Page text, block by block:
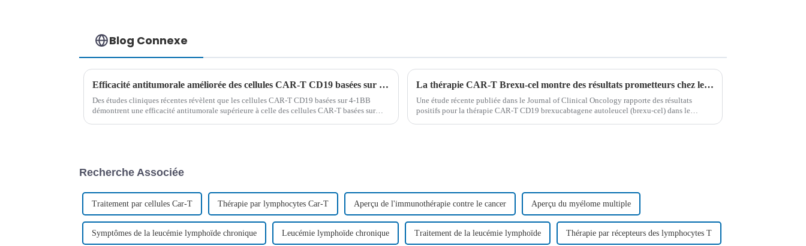
Blog Connexe
Efficacité antitumorale améliorée des cellules CAR-T CD19 basées sur 4-1BB dans le traitement de la LAL-B
Des études cliniques récentes révèlent que les cellules CAR-T CD19 basées sur 4-1BB
démontrent une efficacité antitumorale supérieure à celle des cellules CAR-T basées sur
La thérapie CAR-T Brexu-cel montre des résultats prometteurs chez les patients adultes atteints de LAL-B rémittente ou récurrente
Une étude récente publiée dans le Journal of Clinical Oncology rapporte des résultats
positifs pour la thérapie CAR-T CD19 brexucabtagene autoleucel (brexu-cel) dans le
Recherche Associée
Traitement par cellules Car-T Thérapie par lymphocytes Car-T Aperçu de l'immunothérapie contre le cancer Aperçu du myélome multiple
Symptômes de la leucémie lymphoïde chronique Leucémie lymphoïde chronique Traitement de la leucémie lymphoïde Thérapie par récepteurs des lymphocytes T